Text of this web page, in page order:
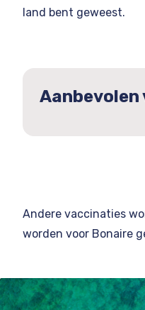
land bent geweest.
Andere vaccinaties
worden voor Bonaire